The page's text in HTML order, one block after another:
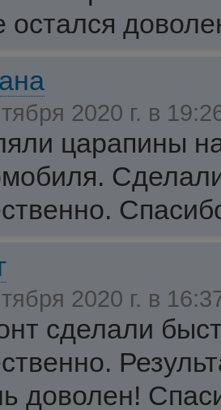
остался
2020 г. в
царапины
2020 г. в
сделали
доволен!